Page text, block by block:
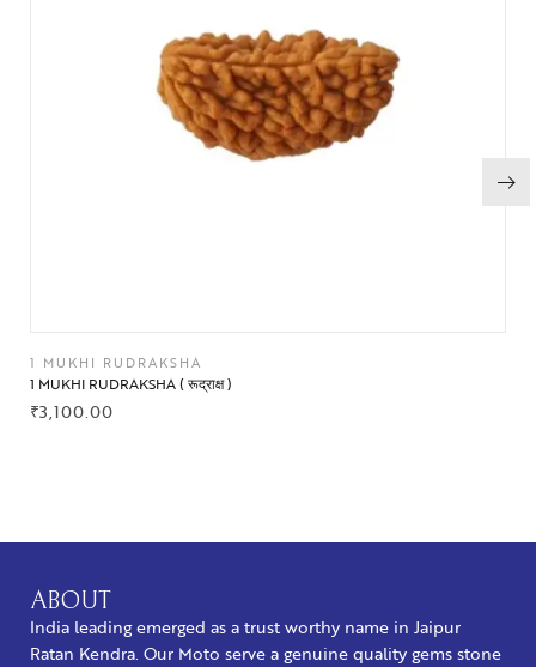
1 MUKHI RUDRAKSHA
1 MUKHI RUDRAKSHA ( रूद्राक्ष )
₹3,100.00
ABOUT
India leading emerged as a trust worthy name in Jaipur
Ratan Kendra. Our Moto serve a genuine quality gems stone